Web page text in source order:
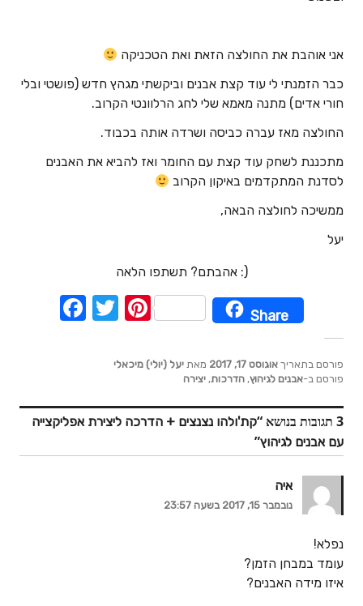
אני אוהבת את החולצה הזאת ואת הטכניקה
כבר הזמנתי לי עוד קצת אבנים וביקשתי מגהץ חדש (פושטי ובלי
חורי אדים) מתנה מאמא שלי לחג הרלוונטי הקרוב.
החולצה מאז עברה כביסה ושרדה אותה בכבוד.
מתכננת לשחק עוד קצת עם החומר ואז להביא את האבנים
לסדנת המתקדמים באיקון הקרוב
ממשיכה לחולצה הבאה,
יעל
אהבתם? תשתפו הלאה :)
F
b
o
T
it
r
Pi
er
st
Share
פורסם בתאריך אוגוסט 17, 2017 מאת יעל (יולי) מיכאלי
פורסם ב-אבנים לגיהוץ, הדרכות, יצירה
3 תגובות בנושא “
קת'ולהו נצנצים + הדרכה ליצירת אפליקצייה
עם אבנים לגיהוץ”
איה
נובמבר 15, 2017 בשעה 23:57
נפלא!
עומד במבחן הזמן?
איזו מידה האבנים?